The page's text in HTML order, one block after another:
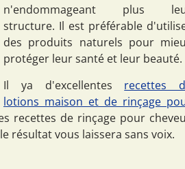
n'endommageant plus
structure. Il est préférable
des produits naturels pour
protéger leur santé et leur beauté.
Il ya d'excellentes recettes
lotions maison et de rinçage
recettes de rinçage pour
résultat vous laissera sans voix.